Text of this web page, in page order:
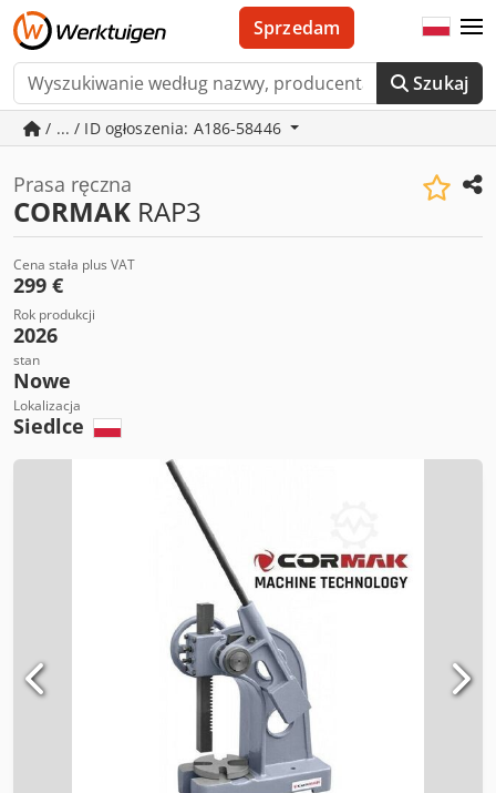
Szukaj
Sprzedam
/ ... / ID ogłoszenia: A186-58446
Prasa ręczna
CORMAK RAP3
Cena stała plus VAT
299 €
Rok produkcji
2026
stan
Nowe
Lokalizacja
Siedlce